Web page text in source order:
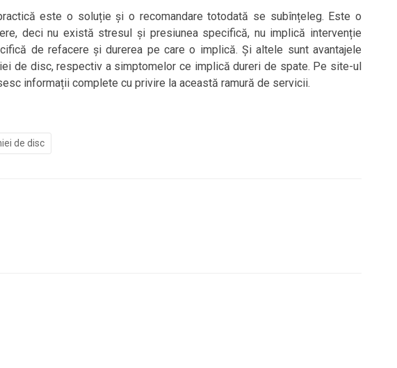
este o soluție și o recomandare totodată se subînțeleg. Este o
deci nu există stresul și presiunea specifică, nu implică intervenție
de refacere și durerea pe care o implică. Și altele sunt avantajele
de disc, respectiv a simptomelor ce implică dureri de spate. Pe site-ul
informații complete cu privire la această ramură de servicii.
de disc